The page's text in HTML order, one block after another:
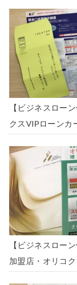
300万円の枠で
した。全手順を
す。
【ビジネスロー
クスVIPローンカ
の金利で借りら
を丁寧に解説し
【ビジネスロー
加盟店・オリコ